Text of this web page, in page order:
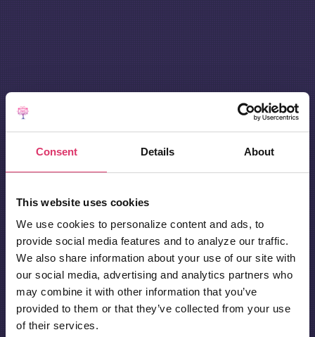
Consent Details About
This website uses cookies
We use cookies to personalize content and ads, to
provide social media features and to analyze our traffic.
We also share information about your use of our site with
our social media, advertising and analytics partners who
may combine it with other information that you’ve
provided to them or that they’ve collected from your use
of their services.